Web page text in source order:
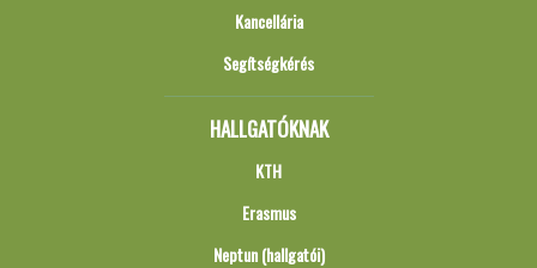
Kancellária
Segítségkérés
HALLGATÓKNAK
KTH
Erasmus
Neptun (hallgatói)